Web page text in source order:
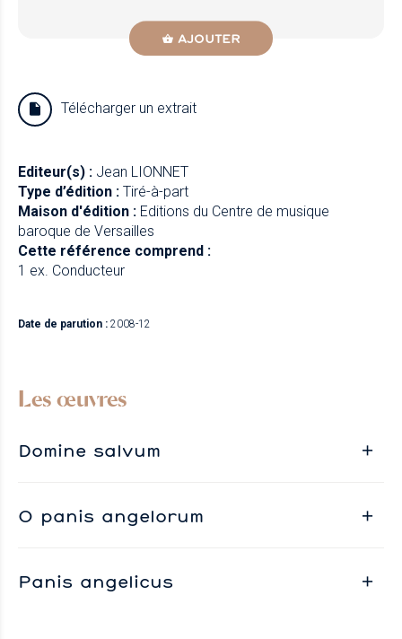
AJOUTER
Télécharger un extrait
Editeur(s) : Jean LIONNET
Type d’édition : Tiré-à-part
Maison d'édition : Editions du Centre de musique
baroque de Versailles
Cette référence comprend :
1 ex. Conducteur
Date de parution : 2008-12
Les œuvres
Domine salvum
O panis angelorum
Panis angelicus